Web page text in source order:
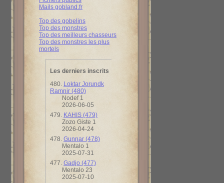
Mails gobland.fr
Top des gobelins
Top des monstres
Top des meilleurs chasseurs
Top des monstres les plus
mortels
Les derniers inscrits
480. Loktar Jorundk
Ramnir (480)
Nodef 1
2026-06-05
479. KAHIS (479)
Zozo Giste 1
2026-04-24
478. Gunnar (478)
Mentalo 1
2025-07-31
477. Gadjo (477)
Mentalo 23
2025-07-10